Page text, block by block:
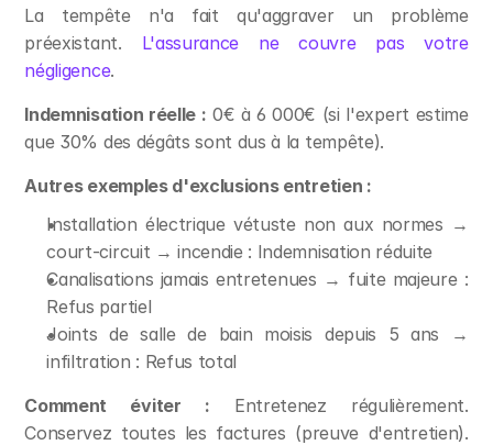
La tempête n'a fait qu'aggraver un problème
préexistant. L'assurance ne couvre pas votre
négligence.
Indemnisation réelle : 0€ à 6 000€ (si l'expert estime
que 30% des dégâts sont dus à la tempête).
Autres exemples d'exclusions entretien :
Installation électrique vétuste non aux normes →
court-circuit → incendie : Indemnisation réduite
Canalisations jamais entretenues → fuite majeure :
Refus partiel
Joints de salle de bain moisis depuis 5 ans →
infiltration : Refus total
Comment éviter : Entretenez régulièrement.
Conservez toutes les factures (preuve d'entretien).